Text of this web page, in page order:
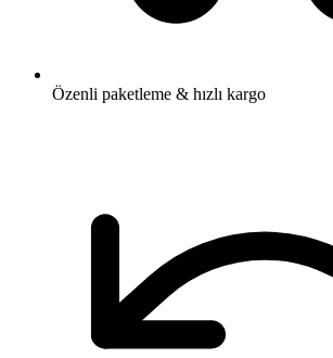
Özenli paketleme & hızlı kargo